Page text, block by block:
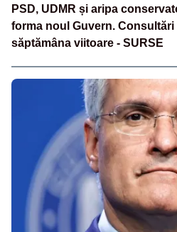
PSD, UDMR și aripa
forma noul Guvern.
săptămâna viitoare - SURSE